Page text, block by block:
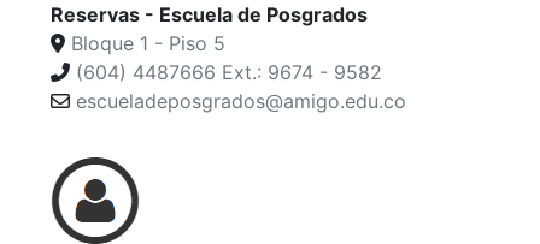
Reservas - Escuela de Posgrados
Bloque 1 - Piso 5
(604) 4487666 Ext.: 9674 - 9582
escueladeposgrados@amigo.edu.co